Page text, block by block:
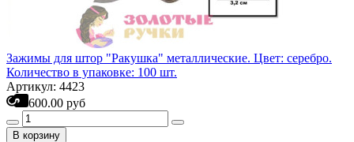
Зажимы для штор "Ракушка" металлические. Цвет: серебро.
Количество в упаковке: 100 шт.
Артикул: 4423
600.00 руб
В корзину